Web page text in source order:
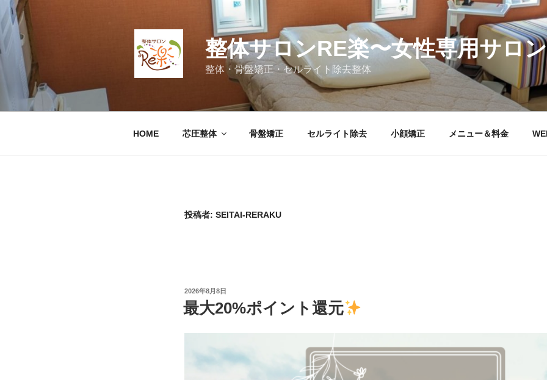
ン
テ
ン
キ
整体サロンRE楽〜女性専用サロン
整体・骨盤矯正・セルライト除去整体
HOME 芯圧整体 骨盤矯正 セルライト除去 小顔矯正 メニュー＆料金
投稿者: SEITAI-RERAKU
投
稿
日:
2026年8月8日
最大20%ポイント還元